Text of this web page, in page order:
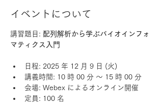
イベントについて
講習題目: 配列解析から学ぶバイオインフォ
マティクス入門
日程: 2025 年 12 月 9 日 (火)
講義時間: 10 時 00 分 ～ 15 時 00 分
会場: Webex によるオンライン開催
定員: 100 名